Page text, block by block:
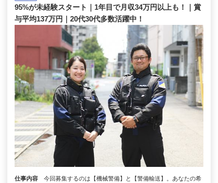
95%が未経験スタート｜1年目で月収34万円以上も！｜賞
与平均137万円｜20代30代多数活躍中！
仕事内容
今回募集するのは【機械警備】と【警備輸送】。あなたの希